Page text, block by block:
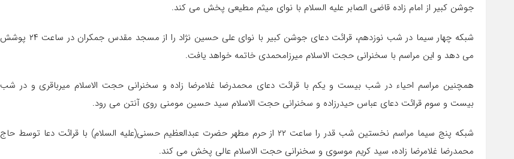
جوشن کبیر از امام زاده قاضی الصابر علیه السلام با نوای میثم مطیعی پخش می کند.
شبکه چهار سیما در شب نوزدهم، قرائت دعای جوشن کبیر با نوای علی حسین نژاد را از مسجد مقدس جمکران در ساعت ۲۴ پوشش
می دهد و این مراسم با سخنرانی حجت الاسلام میرزامحمدی خاتمه خواهد یافت.
همچنین مراسم احیاء در شب بیست و یکم با قرائت دعای محمدرضا غلامرضا زاده و سخنرانی حجت الاسلام میرباقری و در شب
بیست و سوم قرائت دعای عباس حیدرزاده و سخنرانی حجت الاسلام سید حسین مومنی روی آنتن می رود.
شبکه پنج سیما مراسم نخستین شب قدر را ساعت ۲۲ از حرم مطهر حضرت عبدالعظیم حسنی(علیه السلام) با قرائت دعا توسط حاج
محمدرضا غلامرضا زاده، سید کریم موسوی و سخنرانی حجت الاسلام عالی پخش می کند.